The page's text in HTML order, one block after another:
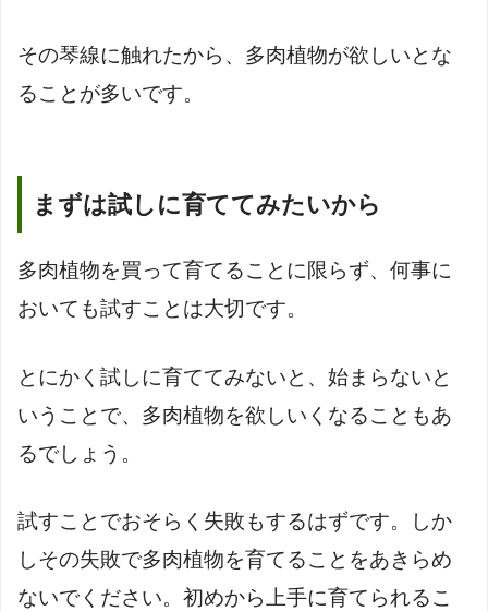
その琴線に触れたから、多肉植物が欲しいとな
ることが多いです。
まずは試しに育ててみたいから
多肉植物を買って育てることに限らず、何事に
おいても試すことは大切です。
とにかく試しに育ててみないと、始まらないと
いうことで、多肉植物を欲しいくなることもあ
るでしょう。
試すことでおそらく失敗もするはずです。しか
しその失敗で多肉植物を育てることをあきらめ
ないでください。初めから上手に育てられるこ